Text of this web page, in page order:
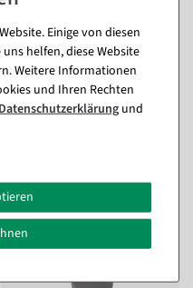
diesem Produkt
Einige von diesen
helfen, diese Website
Weitere Informationen
und Ihren Rechten
und